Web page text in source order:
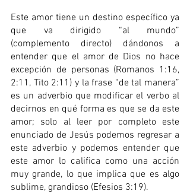
Este amor tiene un destino específico ya
que va dirigido “al mundo”
(complemento directo) dándonos a
entender que el amor de Dios no hace
excepción de personas (Romanos 1:16,
2:11, Tito 2:11) y la frase “de tal manera”
es un adverbio que modificar el verbo al
decirnos en qué forma es que se da este
amor; solo al leer por completo este
enunciado de Jesús podemos regresar a
este adverbio y podemos entender que
este amor lo califica como una acción
muy grande, lo que implica que es algo
sublime, grandioso (Efesios 3:19).